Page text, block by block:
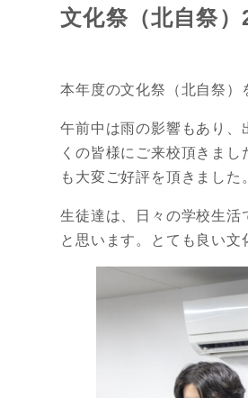
文化祭（北自祭）
本年度の文化祭（北自祭）
午前中は雨の影響もあり、
くの皆様にご来校頂きま
も大変ご好評を頂きまし
生徒達は、日々の学校生活
と思います。とても良い文